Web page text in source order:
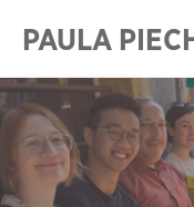
Inhalt
springen
PAULA